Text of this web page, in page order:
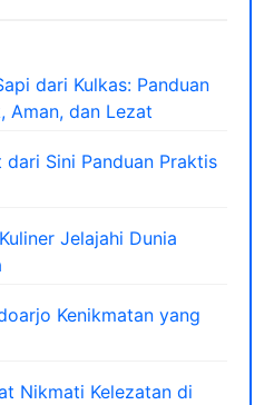
dari Kulkas: Panduan
Aman, dan Lezat
Sini Panduan Praktis
Jelajahi Dunia
Kenikmatan yang
Nikmati Kelezatan di